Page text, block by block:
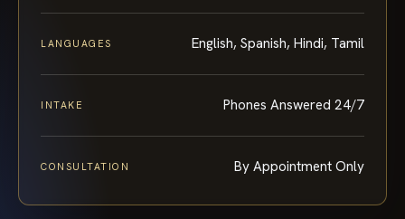
LANGUAGES English, Spanish, Hindi, Tamil
INTAKE Phones Answered 24/7
CONSULTATION By Appointment Only